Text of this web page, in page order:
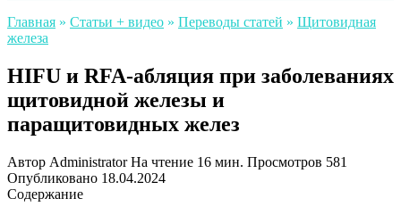
Главная » Статьи + видео » Переводы статей » Щитовидная
железа
HIFU и RFA-абляция при заболеваниях
щитовидной железы и
паращитовидных желез
Автор Administrator На чтение 16 мин. Просмотров 581
Опубликовано 18.04.2024
Содержание